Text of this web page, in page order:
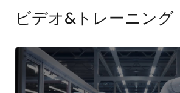
ビデオ&トレーニング